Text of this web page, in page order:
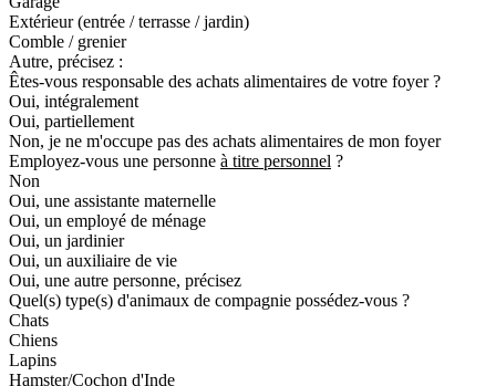
Extérieur (entrée / terrasse / jardin)
Comble / grenier
Autre, précisez :
Êtes-vous responsable des achats alimentaires de votre foyer ?
Oui, intégralement
Oui, partiellement
Non, je ne m'occupe pas des achats alimentaires de mon foyer
Employez-vous une personne à titre personnel ?
Non
Oui, une assistante maternelle
Oui, un employé de ménage
Oui, un jardinier
Oui, un auxiliaire de vie
Oui, une autre personne, précisez
Quel(s) type(s) d'animaux de compagnie possédez-vous ?
Chats
Chiens
Lapins
Hamster/Cochon d'Inde